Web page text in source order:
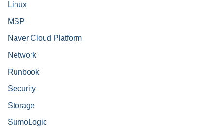
Linux
MSP
Naver Cloud Platform
Network
Runbook
Security
Storage
SumoLogic